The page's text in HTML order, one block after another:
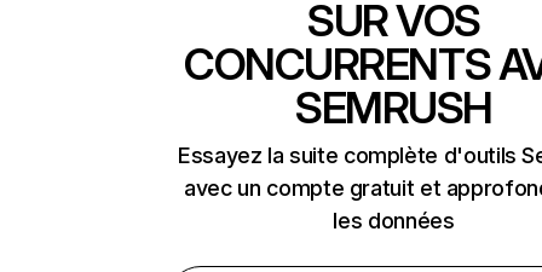
SUR VOS
CONCURRENTS
SEMRUSH
Essayez la suite complète d'outils
avec un compte gratuit et
les données